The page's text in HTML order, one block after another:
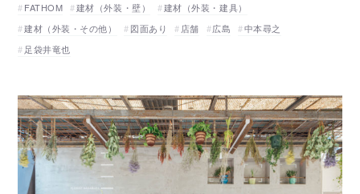
FATHOM
建材（外装・壁）
建材（外装・建具）
建材（外装・その他）
図面あり 店舗 広島
中本尋之
足袋井竜也